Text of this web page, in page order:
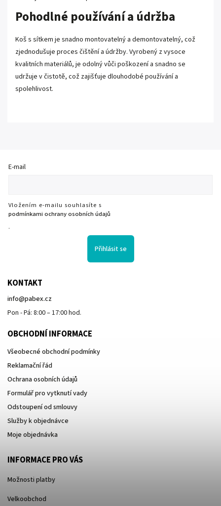
Pohodlné používání a údržba
Koš s sítkem je snadno montovatelný a demontovatelný, což
zjednodušuje proces čištění a údržby. Vyrobený z vysoce
kvalitních materiálů, je odolný vůči poškození a snadno se
udržuje v čistotě, což zajišťuje dlouhodobé používání a
spolehlivost.
E-mail
Vložením e-mailu souhlasíte s
podmínkami ochrany osobních údajů
.
Přihlásit se
KONTAKT
info@pabex.cz
Pon - Pá: 8:00 – 17:00 hod.
OBCHODNÍ INFORMACE
Všeobecné obchodní podmínky
Reklamační řád
Ochrana osobních údajů
Formulář pro vytknutí vady
Odstoupení od smlouvy
Služby k objednávce
Moje objednávka
INFORMACE PRO VÁS
Možnosti platby
Velkoobchod